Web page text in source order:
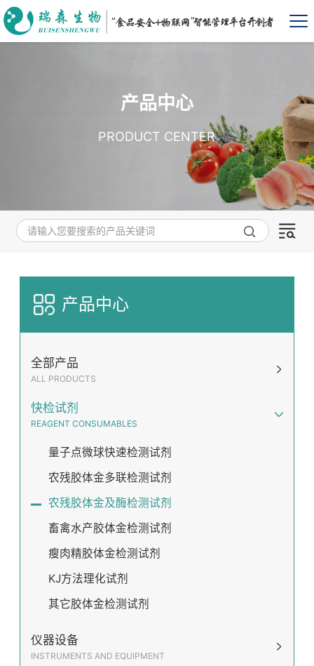
产品中心
PRODUCT CENTER
产品中心
全部产品
ALL PRODUCTS
快检试剂
REAGENT CONSUMABLES
量子点微球快速检测试剂
农残胶体金多联检测试剂
农残胶体金及酶检测试剂
畜禽水产胶体金检测试剂
瘦肉精胶体金检测试剂
KJ方法理化试剂
其它胶体金检测试剂
仪器设备
INSTRUMENTS AND EQUIPMENT